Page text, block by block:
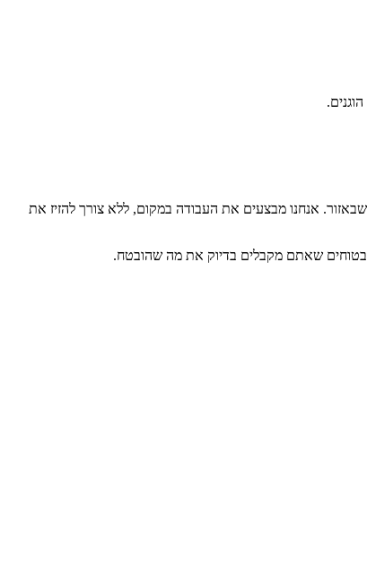
אנחנו מבצעים את העבודה במקום, ללא צורך להזיז את
בטוחים שאתם מקבלים בדיוק את מה שהובטח.